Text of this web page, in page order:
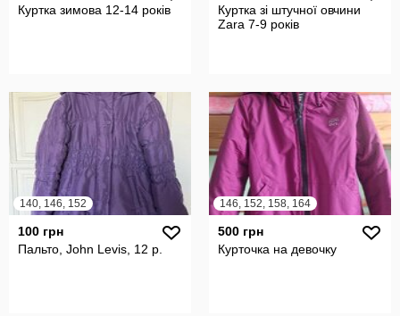
Куртка зимова 12-14 років
Куртка зі штучної овчини
Zara 7-9 років
140, 146, 152
100 грн
Пальто, John Levis, 12 р.
146, 152, 158, 164
500 грн
Курточка на девочку